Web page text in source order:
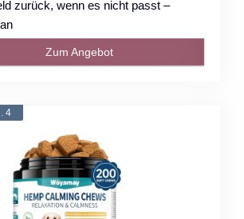
zurück, wenn es nicht passt –
Zum Angebot
4